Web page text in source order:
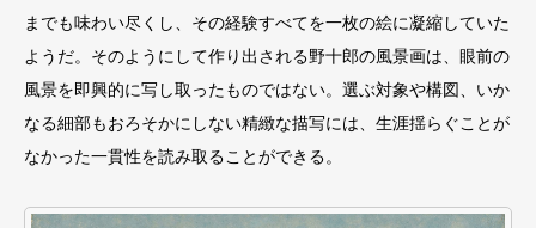
までも味わい尽くし、その経験すべてを⼀枚の絵に凝縮していた
ようだ。そのようにして作り出される野⼗郎の⾵景画は、眼前の
⾵景を即興的に写し取ったものではない。選ぶ対象や構図、いか
なる細部もおろそかにしない精緻な描写には、⽣涯揺らぐことが
なかった⼀貫性を読み取ることができる。